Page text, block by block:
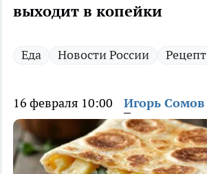
выходит в копейки
Еда Новости России Рецепт
16 февраля 10:00 Игорь Сомов